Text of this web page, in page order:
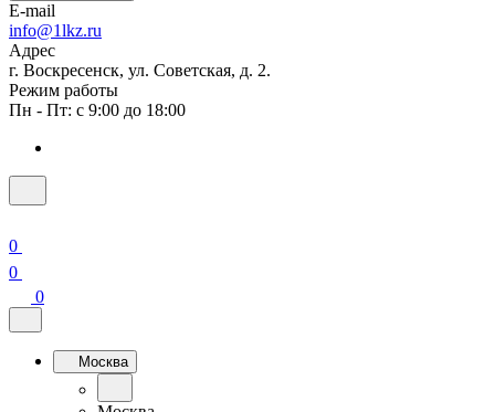
E-mail
info@1lkz.ru
Адрес
г. Воскресенск, ул. Советская, д. 2.
Режим работы
Пн - Пт: с 9:00 до 18:00
0
0
0
Москва